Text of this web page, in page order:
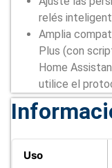
relés
Amplia
Plus (con
Home
utilice el
Uso